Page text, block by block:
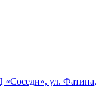
«Соседи», ул. Фатина,